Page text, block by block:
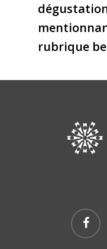
rubrique